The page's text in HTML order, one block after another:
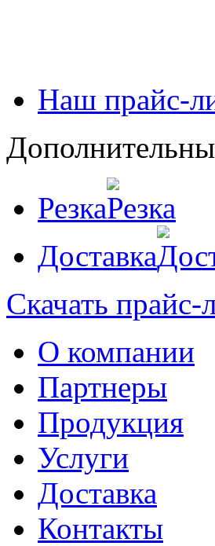
Наш прайс-
Резка
Доставка
Скачать прайс-
О компании
Партнеры
Продукция
Услуги
Доставка
Контакты